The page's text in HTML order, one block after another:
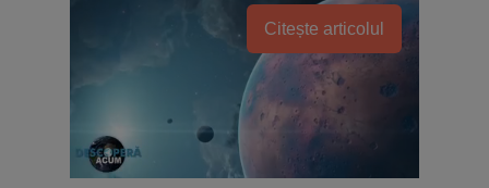
Citește articolul